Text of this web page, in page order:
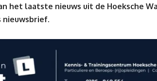
het laatste nieuws uit de Hoeksche
nieuwsbrief.